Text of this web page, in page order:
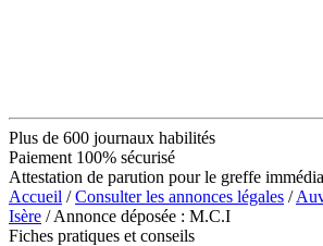
Plus de 600 journaux habilités
Paiement 100% sécurisé
Attestation de parution pour le greffe
Accueil /Consulter les annonces légales /
Isère / Annonce déposée : M.C.I
Fiches pratiques et conseils